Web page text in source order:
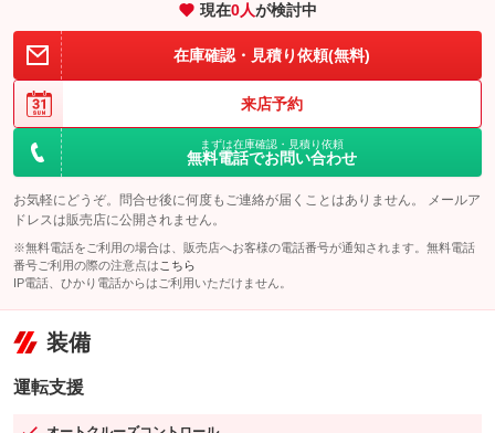
現在0人が検討中
在庫確認・見積り依頼(無料)
来店予約
まずは在庫確認・見積り依頼
無料電話でお問い合わせ
お気軽にどうぞ。問合せ後に何度もご連絡が届くことはありません。 メールア
ドレスは販売店に公開されません。
※無料電話をご利用の場合は、販売店へお客様の電話番号が通知されます。無料電話
番号ご利用の際の注意点は こちら
IP電話、ひかり電話からはご利用いただけません。
装備
運転支援